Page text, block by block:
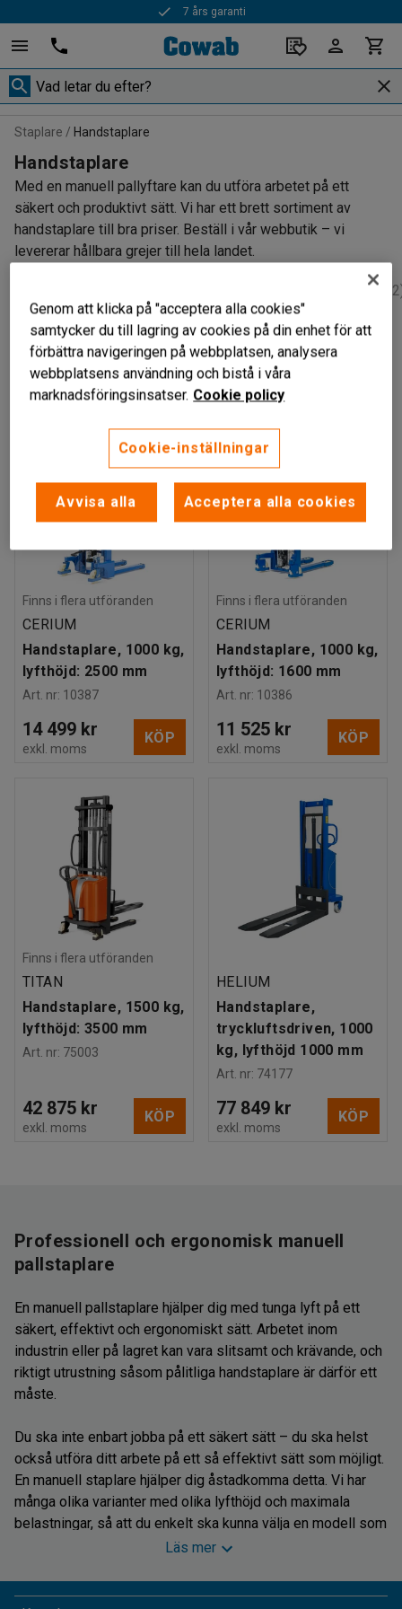
7 års garanti
Staplare Handstaplare
Handstaplare
Med en manuell pallyftare kan du utföra arbetet på ett
säkert och produktivt sätt. Vi har ett brett sortiment av
handstaplare till bra priser. Beställ i vår webbutik – vi
levererar hållbara grejer till hela landet.
Manuella handstaplare
Filtrera Sortera
4 produkter
Finns i flera utföranden
CERIUM
Handstaplare, 1000 kg,
lyfthöjd: 2500 mm
Art. nr: 10387
14 499 kr
exkl. moms
KÖP
Finns i flera utföranden
CERIUM
Handstaplare, 1000 kg,
lyfthöjd: 1600 mm
Art. nr: 10386
11 525 kr
exkl. moms
KÖP
Finns i flera utföranden
TITAN
Handstaplare, 1500 kg,
lyfthöjd: 3500 mm
Art. nr: 75003
42 875 kr
exkl. moms
KÖP
HELIUM
Handstaplare,
tryckluftsdriven, 1000
kg, lyfthöjd 1000 mm
Art. nr: 74177
77 849 kr
exkl. moms
KÖP
Professionell och ergonomisk manuell
pallstaplare
En manuell pallstaplare hjälper dig med tunga lyft på ett
säkert, effektivt och ergonomiskt sätt. Arbetet inom
industrin eller på lagret kan vara slitsamt och krävande, och
riktigt utrustning såsom pålitliga handstaplare är därför ett
måste.
Du ska inte enbart jobba på ett säkert sätt – du ska helst
också utföra ditt arbete på ett så effektivt sätt som möjligt.
En manuell staplare hjälper dig åstadkomma detta. Vi har
många olika varianter med olika lyfthöjd och maximala
belastningar, så att du enkelt ska kunna välja en modell som
passar för dig och din arbetsplats.
Läs mer
Genom att klicka på "acceptera alla cookies"
samtycker du till lagring av cookies på din enhet för att
förbättra navigeringen på webbplatsen, analysera
webbplatsens användning och bistå i våra
marknadsföringsinsatser. Cookie policy
Cookie-inställningar
Avvisa alla Acceptera alla cookies